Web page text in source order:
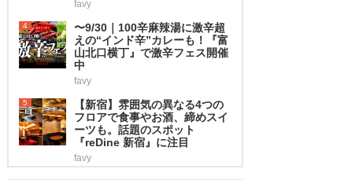
favy
4
〜9/30｜100辛麻辣湯に激辛超
えの“インド辛”カレーも！『富
山北口横丁』で激辛フェス開催
中
favy
5
【新宿】雰囲気の異なる4つの
フロアで食事やお酒、締めスイ
ーツも。話題のスポット
『reDine 新宿』に注目
favy